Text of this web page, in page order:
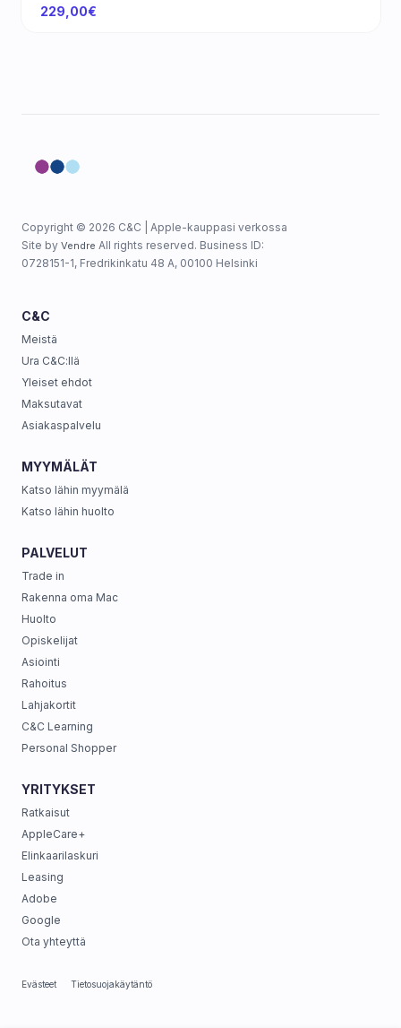
229,00€
Copyright © 2026 C&C | Apple-kauppasi verkossa
Site by Vendre All rights reserved. Business ID:
0728151-1, Fredrikinkatu 48 A, 00100 Helsinki
C&C
Meistä
Ura C&C:llä
Yleiset ehdot
Maksutavat
Asiakaspalvelu
MYYMÄLÄT
Katso lähin myymälä
Katso lähin huolto
PALVELUT
Trade in
Rakenna oma Mac
Huolto
Opiskelijat
Asiointi
Rahoitus
Lahjakortit
C&C Learning
Personal Shopper
YRITYKSET
Ratkaisut
AppleCare+
Elinkaarilaskuri
Leasing
Adobe
Google
Ota yhteyttä
Evästeet Tietosuojakäytäntö